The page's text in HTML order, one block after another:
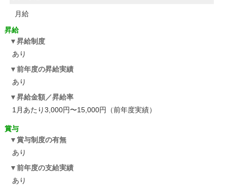
月給
昇給
昇給制度
あり
前年度の昇給実績
あり
昇給金額／昇給率
1月あたり3,000円〜15,000円（前年度実績）
賞与
賞与制度の有無
あり
前年度の支給実績
あり